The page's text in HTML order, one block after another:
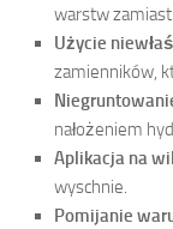
warstw
Użycie
zamienników,
nałożeniem
Aplikacja na
wyschnie.
Pomijanie